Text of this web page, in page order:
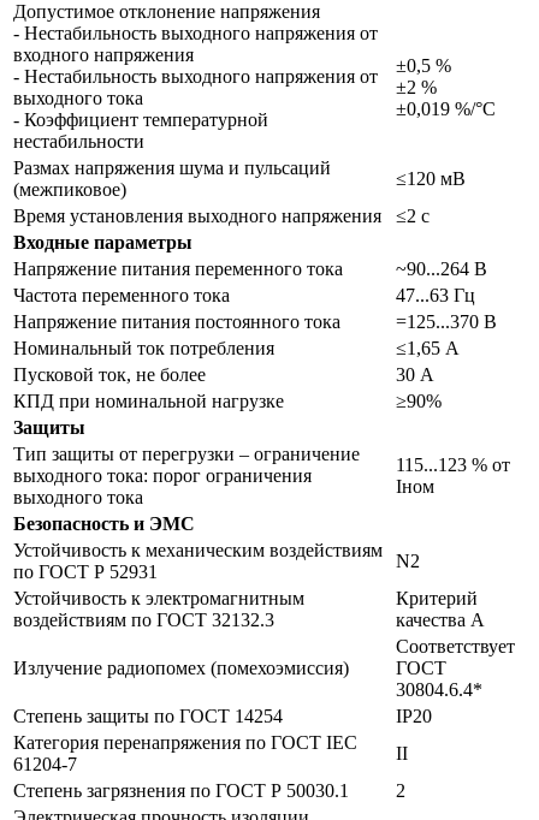
Допустимое отклонение напряжения
- Нестабильность выходного напряжения от
входного напряжения
- Нестабильность выходного напряжения от
выходного тока
- Коэффициент температурной
нестабильности
±0,5 %
±2 %
±0,019 %/°С
Размах напряжения шума и пульсаций
(межпиковое)
≤120 мВ
Время установления выходного напряжения
≤2 с
Входные параметры
Напряжение питания переменного тока
~90...264 В
Частота переменного тока
47...63 Гц
Напряжение питания постоянного тока
=125...370 В
Номинальный ток потребления
≤1,65 А
Пусковой ток, не более
30 А
КПД при номинальной нагрузке
≥90%
Защиты
Тип защиты от перегрузки – ограничение
выходного тока: порог ограничения
выходного тока
115...123 % от
Iном
Безопасность и ЭМС
Устойчивость к механическим воздействиям
по ГОСТ Р 52931
N2
Устойчивость к электромагнитным
воздействиям по ГОСТ 32132.3
Критерий
качества А
Излучение радиопомех (помехоэмиссия)
Соответствует
ГОСТ
30804.6.4*
Степень защиты по ГОСТ 14254
IP20
Категория перенапряжения по ГОСТ IEC
61204-7
II
Степень загрязнения по ГОСТ Р 50030.1
2